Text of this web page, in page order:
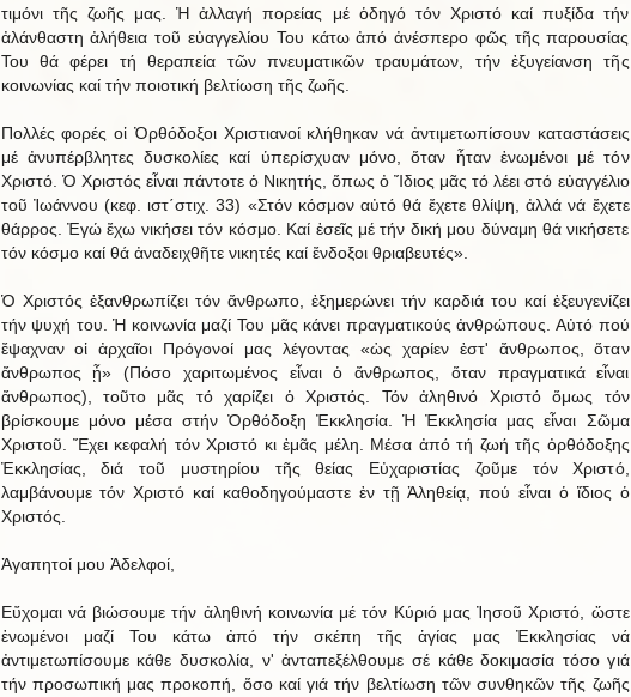
τιμόνι τῆς ζωῆς μας. Ἡ ἀλλαγή πορείας μέ ὁδηγό τόν Χριστό καί πυξίδα τήν
ἀλάνθαστη ἀλήθεια τοῦ εὐαγγελίου Του κάτω ἀπό ἀνέσπερο φῶς τῆς παρουσίας
Του θά φέρει τή θεραπεία τῶν πνευματικῶν τραυμάτων, τήν ἐξυγείανση τῆς
κοινωνίας καί τήν ποιοτική βελτίωση τῆς ζωῆς.
Πολλές φορές οἱ Ὀρθόδοξοι Χριστιανοί κλήθηκαν νά ἀντιμετωπίσουν καταστάσεις
μέ ἀνυπέρβλητες δυσκολίες καί ὑπερίσχυαν μόνο, ὅταν ἦταν ἑνωμένοι μέ τόν
Χριστό. Ὁ Χριστός εἶναι πάντοτε ὁ Νικητής, ὅπως ὀ Ἴδιος μᾶς τό λέει στό εὐαγγέλιο
τοῦ Ἰωάννου (κεφ. ιστ΄στιχ. 33) «Στόν κόσμον αὐτό θά ἔχετε θλίψη, ἀλλά νά ἔχετε
θάρρος. Ἐγώ ἔχω νικήσει τόν κόσμο. Καί ἐσεῖς μέ τήν δική μου δύναμη θά νικήσετε
τόν κόσμο καί θά ἀναδειχθῆτε νικητές καί ἔνδοξοι θριαβευτές».
Ὁ Χριστός ἐξανθρωπίζει τόν ἄνθρωπο, ἐξημερώνει τήν καρδιά του καί ἐξευγενίζει
τήν ψυχή του. Ἡ κοινωνία μαζί Του μᾶς κάνει πραγματικούς ἀνθρώπους. Αὐτό πού
ἔψαχναν οἱ ἀρχαῖοι Πρόγονοί μας λέγοντας «ὡς χαρίεν ἐστ' ἄνθρωπος, ὅταν
ἄνθρωπος ᾖ» (Πόσο χαριτωμένος εἶναι ὁ ἄνθρωπος, ὅταν πραγματικά εἶναι
ἄνθρωπος), τοῦτο μᾶς τό χαρίζει ὁ Χριστός. Τόν ἀληθινό Χριστό ὅμως τόν
βρίσκουμε μόνο μέσα στήν Ὀρθόδοξη Ἐκκλησία. Ἡ Ἐκκλησία μας εἶναι Σῶμα
Χριστοῦ. Ἔχει κεφαλή τόν Χριστό κι ἐμᾶς μέλη. Μέσα ἀπό τή ζωή τῆς ὀρθόδοξης
Ἐκκλησίας, διά τοῦ μυστηρίου τῆς θείας Εὐχαριστίας ζοῦμε τόν Χριστό,
λαμβάνουμε τόν Χριστό καί καθοδηγούμαστε ἐν τῇ Ἀληθείᾳ, πού εἶναι ὁ ἴδιος ὁ
Χριστός.
Ἀγαπητοί μου Ἀδελφοί,
Εὔχομαι νά βιώσουμε τήν ἀληθινή κοινωνία μέ τόν Κύριό μας Ἰησοῦ Χριστό, ὥστε
ἑνωμένοι μαζί Του κάτω ἀπό τήν σκέπη τῆς ἁγίας μας Ἐκκλησίας νά
ἀντιμετωπίσουμε κάθε δυσκολία, ν' ἀνταπεξέλθουμε σέ κάθε δοκιμασία τόσο γιά
τήν προσωπική μας προκοπή, ὅσο καί γιά τήν βελτίωση τῶν συνθηκῶν τῆς ζωῆς